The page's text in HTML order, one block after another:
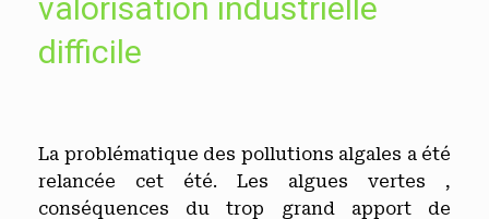
valorisation industrielle
difficile
La problématique des pollutions algales a été
relancée cet été. Les algues vertes ,
conséquences du trop grand apport de